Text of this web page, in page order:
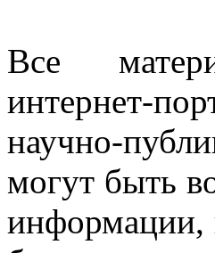
Все
интернет-
научно-
могут быть
информации,